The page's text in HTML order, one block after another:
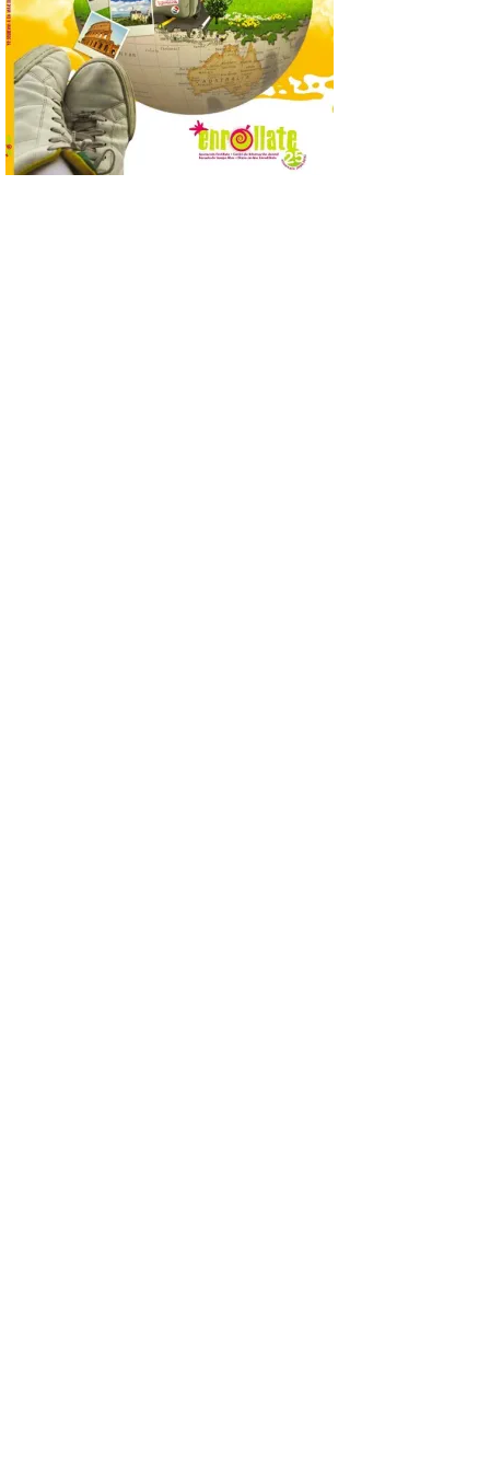
de León acerca la
divulgación científica al
medio rural
5 Ago 2026
La iniciativa ‘Ciencia en el
Bibliobús’, organizada
junto al Instituto Leonés